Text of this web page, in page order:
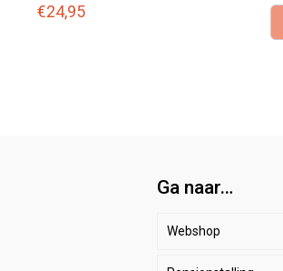
€24,95
Ga naar…
Webshop